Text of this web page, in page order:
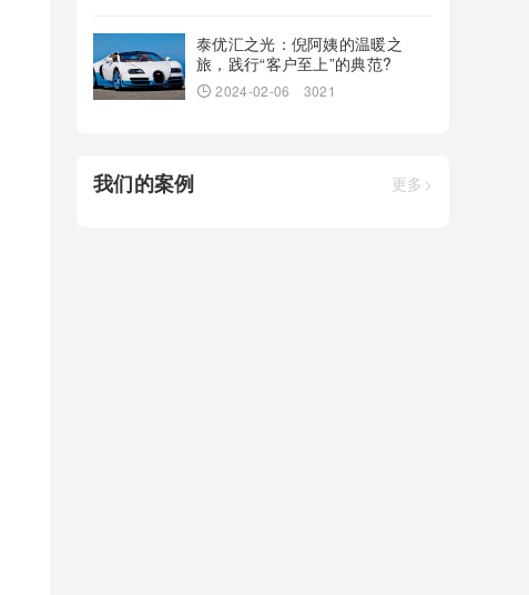
泰优汇之光：倪阿姨的温暖之
旅，践行“客户至上”的典范?
2024-02-06 3021
我们的案例 更多>